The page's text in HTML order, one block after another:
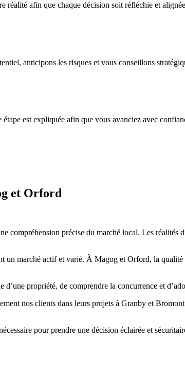
réalité afin que chaque décision soit réfléchie et
anticipons les risques et vous conseillons
est expliquée afin que vous avanciez avec
et Orford
compréhension précise du marché local. Les
un marché actif et varié. À Magog et Orford, la
propriété, de comprendre la concurrence et
nos clients dans leurs projets à Granby et
pour prendre une décision éclairée et